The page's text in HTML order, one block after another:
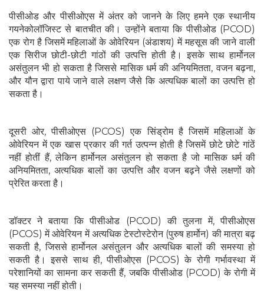
पीसीओड और पीसीओएस में अंतर को जानने के लिए हमने एक स्थानीय
गयनेकोलॉजिस्ट से बातचीत की। उन्होंने बताया कि पीसीओड (PCOD)
एक रोग है जिसमें महिलाओं के ओवेरियन (अंडाशय) में महसूस की जाने वाली
एक सिरीज छोटी-छोटी गांठों की उत्पत्ति होती है। इसके साथ हार्मोनल
असंतुलन भी हो सकता है जिससे मासिक धर्म की अनियमितता, वजन बढ़ना,
और यौन द्वारा पाये जाने वाले लक्षण जैसे कि अत्यधिक बालों का उत्पत्ति हो
सकता है।
दूसरी ओर, पीसीओएस (PCOS) एक सिंड्रोम है जिसमें महिलाओं के
ओवेरियन में एक खास प्रकार की गर्त उत्पन्न होती है जिसमें छोटे छोटे गांठें
नहीं होतीं हैं, लेकिन हार्मोनल असंतुलन हो सकता है जो मासिक धर्म की
अनियमितता, अत्यधिक बालों का उत्पत्ति और वजन बढ़ने जैसे लक्षणों को
प्रेरित करता है।
डॉक्टर ने बताया कि पीसीओड (PCOD) की तुलना में, पीसीओएस
(PCOS) में ओवेरियन में अत्यधिक टेस्टोस्टेरोन (पुरुष हार्मोन) की मात्रा बढ़
सकती है, जिससे हार्मोनल असंतुलन और अत्यधिक बालों की समस्या हो
सकती है। इससे साथ ही, पीसीओएस (PCOS) के रोगी गर्भावस्था में
परेशानियों का सामना कर सकती हैं, जबकि पीसीओड (PCOD) के रोगी में
यह समस्या नहीं होती।